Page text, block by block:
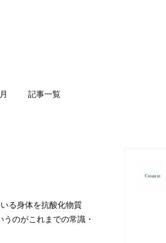
月 記事一覧
る身体を抗酸化物質
のがこれまでの常識・